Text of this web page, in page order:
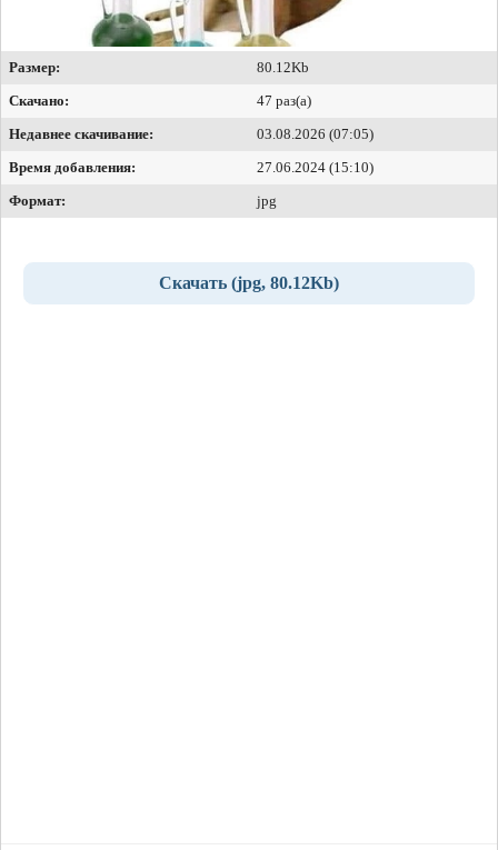
Размер:
80.12Kb
Скачано:
47 раз(а)
Недавнее скачивание:
03.08.2026 (07:05)
Время добавления:
27.06.2024 (15:10)
Формат:
jpg
Скачать (jpg, 80.12Kb)